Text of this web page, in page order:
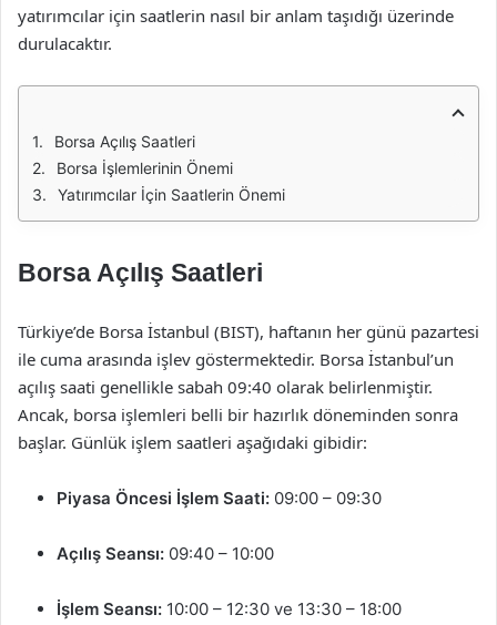
yatırımcılar için saatlerin nasıl bir anlam taşıdığı üzerinde
durulacaktır.
Borsa Açılış Saatleri
Borsa İşlemlerinin Önemi
Yatırımcılar İçin Saatlerin Önemi
Borsa Açılış Saatleri
Türkiye’de Borsa İstanbul (BIST), haftanın her günü pazartesi
ile cuma arasında işlev göstermektedir. Borsa İstanbul’un
açılış saati genellikle sabah 09:40 olarak belirlenmiştir.
Ancak, borsa işlemleri belli bir hazırlık döneminden sonra
başlar. Günlük işlem saatleri aşağıdaki gibidir:
Piyasa Öncesi İşlem Saati: 09:00 – 09:30
Açılış Seansı: 09:40 – 10:00
İşlem Seansı: 10:00 – 12:30 ve 13:30 – 18:00